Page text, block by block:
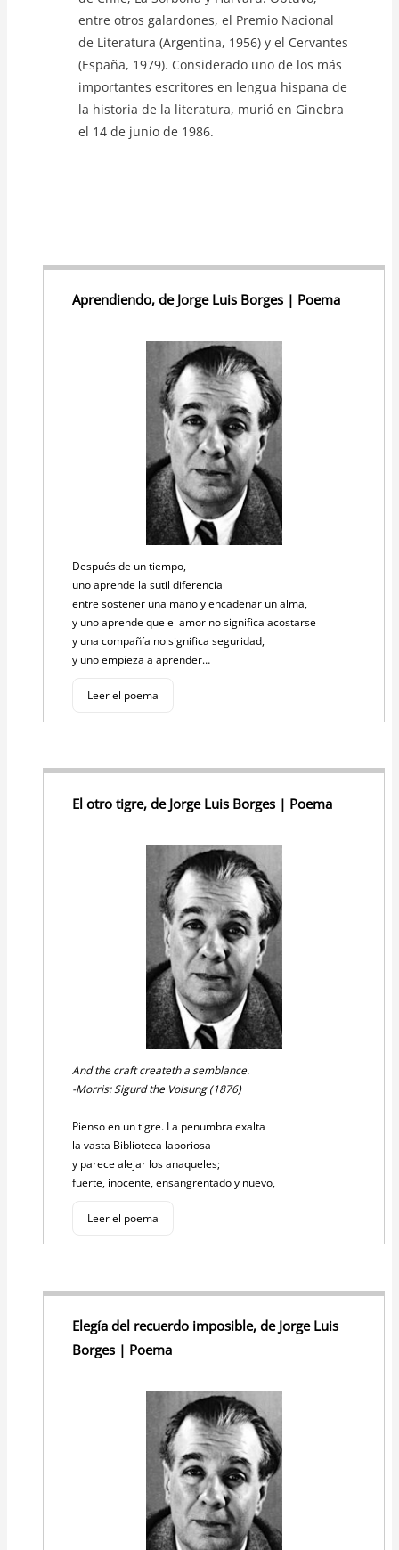
entre otros galardones, el Premio Nacional
de Literatura (Argentina, 1956) y el Cervantes
(España, 1979). Considerado uno de los más
importantes escritores en lengua hispana de
la historia de la literatura, murió en Ginebra
el 14 de junio de 1986.
Aprendiendo, de Jorge Luis Borges | Poema
Después de un tiempo,
uno aprende la sutil diferencia
entre sostener una mano y encadenar un alma,
y uno aprende que el amor no significa acostarse
y una compañía no significa seguridad,
y uno empieza a aprender…
Leer el poema
El otro tigre, de Jorge Luis Borges | Poema
And the craft createth a semblance.
-Morris: Sigurd the Volsung (1876)
Pienso en un tigre. La penumbra exalta
la vasta Biblioteca laboriosa
y parece alejar los anaqueles;
fuerte, inocente, ensangrentado y nuevo,
Leer el poema
Elegía del recuerdo imposible, de Jorge Luis
Borges | Poema